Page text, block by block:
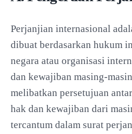
Perjanjian internasional
dibuat berdasarkan hukum
negara atau organisasi
dan kewajiban masing-
melibatkan persetujuan
hak dan kewajiban dari
tercantum dalam surat